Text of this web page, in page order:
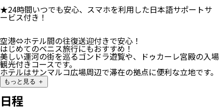
★24時間いつでも安心、スマホを利用した日本語サポートサ
ービス付き！
空港⇔ホテル間の往復送迎付きで安心！
はじめてのベニス旅行にもおすすめ！
美しい運河の街を巡るゴンドラ遊覧や、ドゥカーレ宮殿の入場
観光付きコースです。
ホテルはサンマルコ広場周辺で滞在の拠点に便利な立地です。
もっと見る ＋
日程